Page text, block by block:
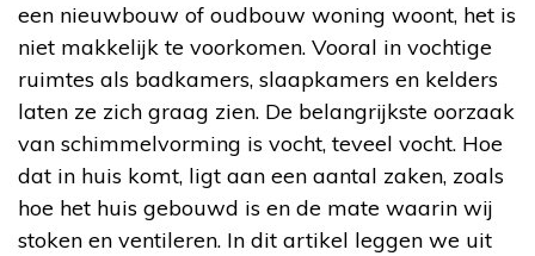
een nieuwbouw of oudbouw woning woont, het is
niet makkelijk te voorkomen. Vooral in vochtige
ruimtes als badkamers, slaapkamers en kelders
laten ze zich graag zien. De belangrijkste oorzaak
van schimmelvorming is vocht, teveel vocht. Hoe
dat in huis komt, ligt aan een aantal zaken, zoals
hoe het huis gebouwd is en de mate waarin wij
stoken en ventileren. In dit artikel leggen we uit